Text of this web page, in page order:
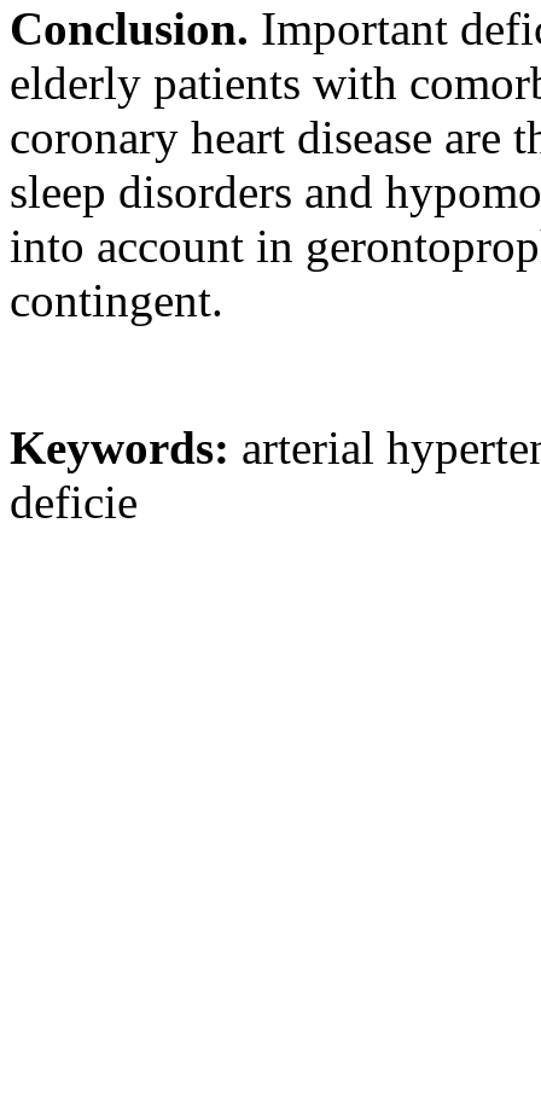
Conclusion. Important
elderly patients with
coronary heart disease are
sleep disorders and
into account in
contingent.
Keywords: arterial
deficie